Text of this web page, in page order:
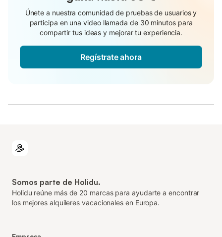
Únete a nuestra comunidad de pruebas de usuarios y
participa en una video llamada de 30 minutos para
compartir tus ideas y mejorar tu experiencia.
Regístrate ahora
Somos parte de Holidu.
Holidu reúne más de 20 marcas para ayudarte a encontrar
los mejores alquileres vacacionales en Europa.